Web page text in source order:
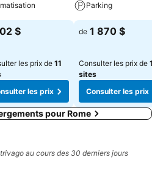
$
les prix de 11
les prix
Parking
de 1 870 $
Consulter les prix de
sites
Consulter les prix
pour Rome
au cours des 30 derniers jours